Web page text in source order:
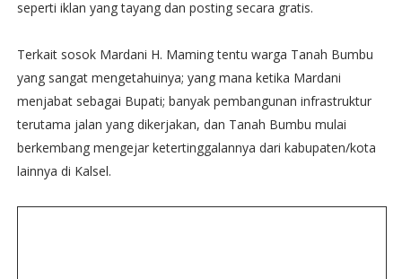
seperti iklan yang tayang dan posting secara gratis.
Terkait sosok Mardani H. Maming tentu warga Tanah Bumbu
yang sangat mengetahuinya; yang mana ketika Mardani
menjabat sebagai Bupati; banyak pembangunan infrastruktur
terutama jalan yang dikerjakan, dan Tanah Bumbu mulai
berkembang mengejar ketertinggalannya dari kabupaten/kota
lainnya di Kalsel.